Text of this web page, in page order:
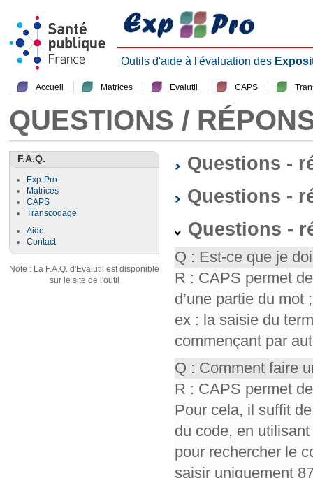
Outils d'aide à l'évaluation des
Accueil Matrices Evalutil CAPS
QUESTIONS /
F.A.Q.
Exp-Pro
Matrices
CAPS
Transcodage
Aide
Contact
Note : La F.A.Q. d'Evalutil est disponible
sur le site de l'outil
Questions -
Questions -
Questions -
Q : Est-ce que je
R : CAPS permet
d’une partie du
ex : la saisie du
commençant par
Q : Comment faire
R : CAPS permet
Pour cela, il suffit
du code, en
pour rechercher le
saisir uniquement